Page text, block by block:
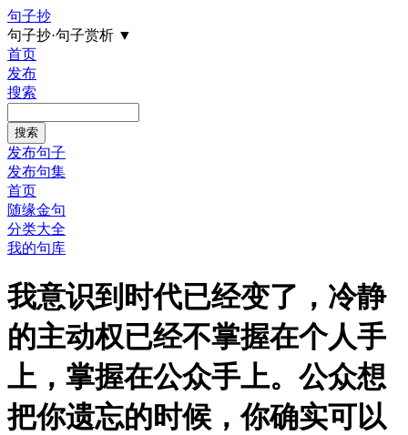
句子抄
句子抄·句子赏析 ▼
首页
发布
搜索
发布句子
发布句集
首页
随缘金句
分类大全
我的句库
我意识到时代已经变了，冷静
的主动权已经不掌握在个人手
上，掌握在公众手上。公众想
把你遗忘的时候，你确实可以